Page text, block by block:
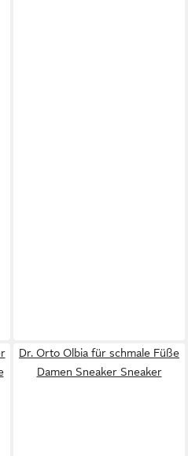
Dr. Orto Olbia für schmale Füße
Damen Sneaker Sneaker